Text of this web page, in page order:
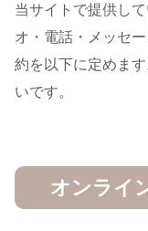
当サイトで提供し
オ・電話・メッセ
約を以下に定めま
いです。
オンライ